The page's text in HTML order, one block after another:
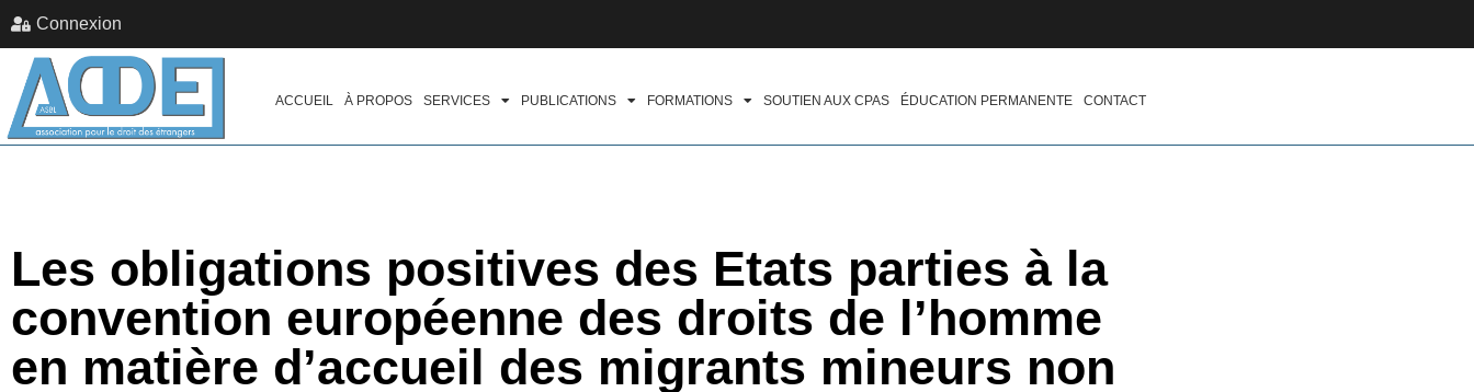
Connexion
ACCUEIL À PROPOS SERVICES PUBLICATIONS FORMATIONS SOUTIEN AUX CPAS ÉDUCATION PERMANENTE CONTACT
Les obligations positives des Etats parties à la
convention européenne des droits de l’homme
en matière d’accueil des migrants mineurs non